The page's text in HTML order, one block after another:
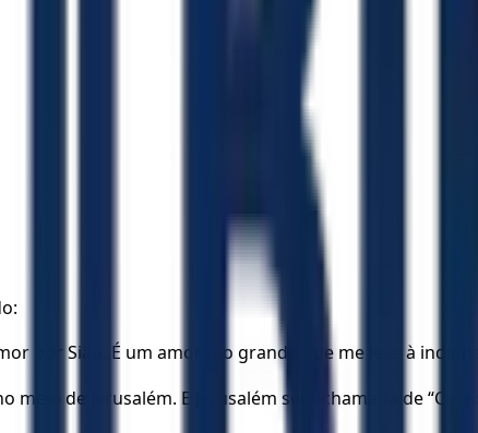
por Sião. É um amor tão grande que me leva à
meio de Jerusalém. E Jerusalém será chamada de